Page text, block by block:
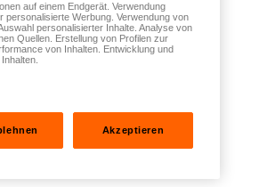
auf einem Endgerät. Verwendung
Werbung. Verwendung von
personalisierter Inhalte. Analyse von
Quellen. Erstellung von Profilen zur
von Inhalten. Entwicklung und
Akzeptieren